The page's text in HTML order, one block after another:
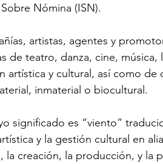
Nómina (ISN).
artistas, agentes y
de teatro, danza, cine,
artística y cultural, así como
inmaterial o biocultural.
significado es “viento”
y la gestión cultural en
la creación, la producción, y la